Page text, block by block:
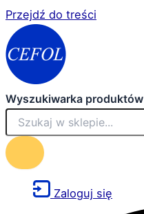
Przejdź do treści
Wyszukiwarka produktów
Zaloguj się